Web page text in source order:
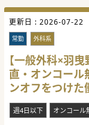
更新日 : 2026-07-22
常勤 外科系
【一般外科×羽
直・オンコー
ンオフをつけた
週4日以下 オンコール